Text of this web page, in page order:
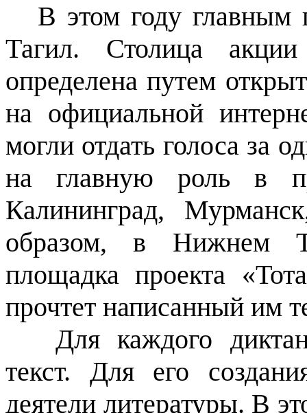
В этом году
Тагил. Столица
определена путем
на официальной
могли отдать голоса за
на главную роль в
Калининград,
образом, в Нижнем
площадка проекта
прочтет написанный им
Для каждого
текст. Для его
деятели литературы. В